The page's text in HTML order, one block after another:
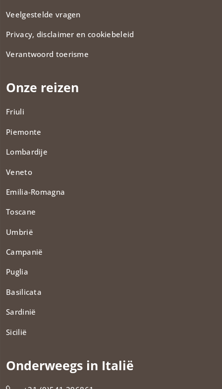
Veelgestelde vragen
Privacy, disclaimer en cookiebeleid
Verantwoord toerisme
Onze reizen
Friuli
Piemonte
Lombardije
Veneto
Emilia-Romagna
Toscane
Umbrië
Campanië
Puglia
Basilicata
Sardinië
Sicilië
Onderweegs in Italië